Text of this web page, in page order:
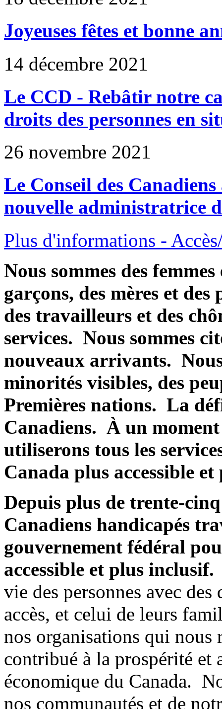
Joyeuses fêtes et bonne
14 décembre 2021
Le CCD - Rebâtir notre
droits des personnes en
26 novembre 2021
Le Conseil des
nouvelle administratrice
Plus d'informations -
Nous sommes des
garçons, des mères et des
des travailleurs et des
services. Nous sommes
nouveaux arrivants. Nous
minorités visibles, des
Premières nations. La
Canadiens. À un
utiliserons tous les
Canada plus accessible
Depuis plus de trente-
Canadiens handicapés
gouvernement fédéral
accessible et plus inclusif.
vie des personnes avec
accès, et celui de leurs
nos organisations qui nous
contribué à la prospérité et
économique du Canada.
nos communautés et de